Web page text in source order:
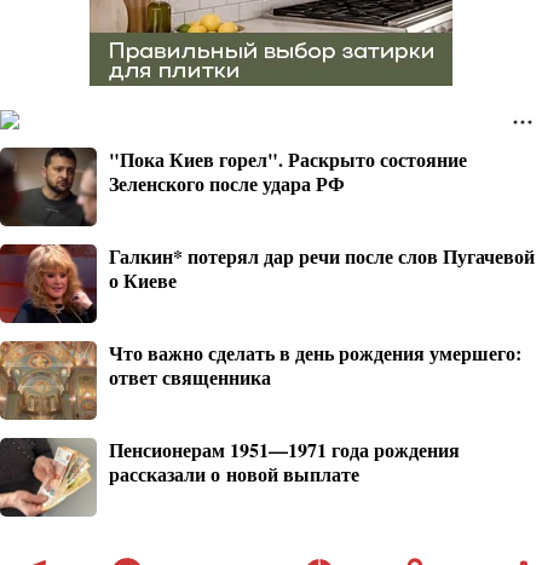
"Пока Киев горел". Раскрыто состояние
Зеленского после удара РФ
Галкин* потерял дар речи после слов Пугачевой
о Киеве
Что важно сделать в день рождения умершего:
ответ священника
Пенсионерам 1951—1971 года рождения
рассказали о новой выплате